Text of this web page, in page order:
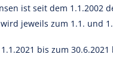
ist seit dem 1.1.2002
jeweils zum 1.1. und
bis zum